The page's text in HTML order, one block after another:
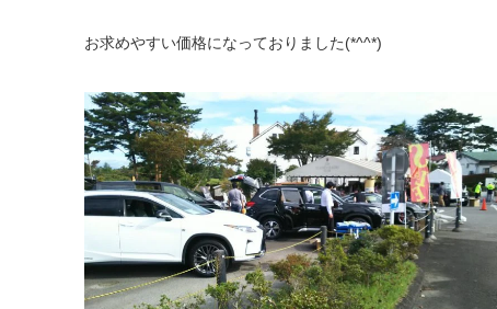
お求めやすい価格になっておりました(*^^*)